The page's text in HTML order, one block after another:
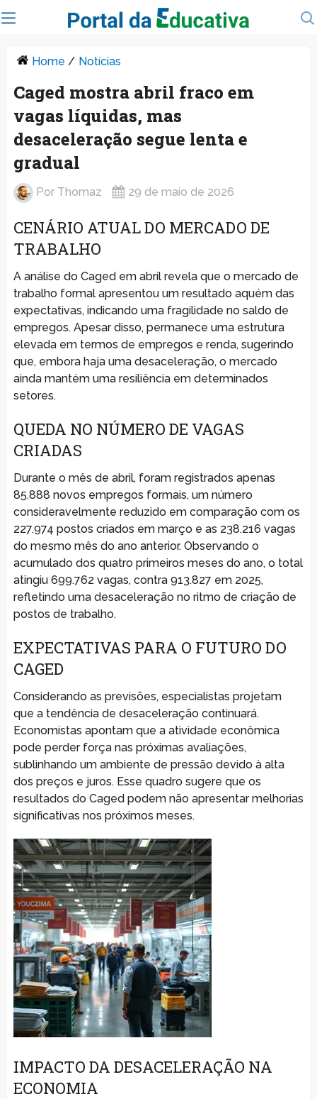
Home / Notícias
Caged mostra abril fraco em
vagas líquidas, mas
desaceleração segue lenta e
gradual
Por Thomaz 29 de maio de 2026
CENÁRIO ATUAL DO MERCADO DE
TRABALHO
A análise do Caged em abril revela que o mercado de
trabalho formal apresentou um resultado aquém das
expectativas, indicando uma fragilidade no saldo de
empregos. Apesar disso, permanece uma estrutura
elevada em termos de empregos e renda, sugerindo
que, embora haja uma desaceleração, o mercado
ainda mantém uma resiliência em determinados
setores.
QUEDA NO NÚMERO DE VAGAS
CRIADAS
Durante o mês de abril, foram registrados apenas
85.888 novos empregos formais, um número
consideravelmente reduzido em comparação com os
227.974 postos criados em março e as 238.216 vagas
do mesmo mês do ano anterior. Observando o
acumulado dos quatro primeiros meses do ano, o total
atingiu 699.762 vagas, contra 913.827 em 2025,
refletindo uma desaceleração no ritmo de criação de
postos de trabalho.
EXPECTATIVAS PARA O FUTURO DO
CAGED
Considerando as previsões, especialistas projetam
que a tendência de desaceleração continuará.
Economistas apontam que a atividade econômica
pode perder força nas próximas avaliações,
sublinhando um ambiente de pressão devido à alta
dos preços e juros. Esse quadro sugere que os
resultados do Caged podem não apresentar melhorias
significativas nos próximos meses.
IMPACTO DA DESACELERAÇÃO NA
ECONOMIA